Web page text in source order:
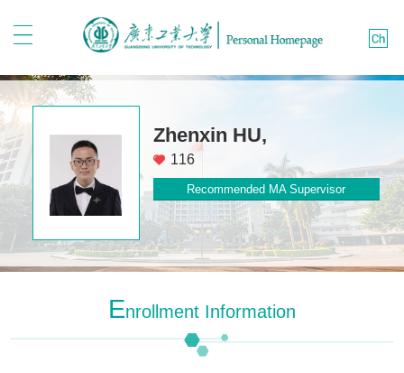
Zhenxin HU,
116
Recommended MA Supervisor
ENrollment Information